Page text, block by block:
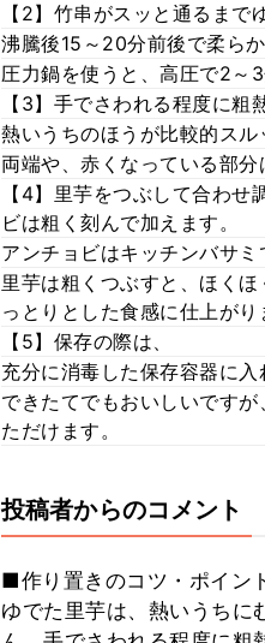
【2】竹串がスッと通るまで
沸騰後15～20分前後で柔らか
圧力鍋を使うと、高圧で2～
【3】手でさわれる程度に粗
熱いうちのほうが比較的スル
両端や、赤くなっている部
【4】里芋をつぶして合わ
ビは粗く刻んで加えます。
アンチョビはキッチンバサ
里芋は粗くつぶすと、ほく
っとりとした食感に仕上が
【5】保存の際は、
充分に消毒した保存容器に入
できたてでもおいしいです
ただけます。
投稿者からのコメント
■作り置きのコツ・ポイン
ゆでた里芋は、熱いうちに